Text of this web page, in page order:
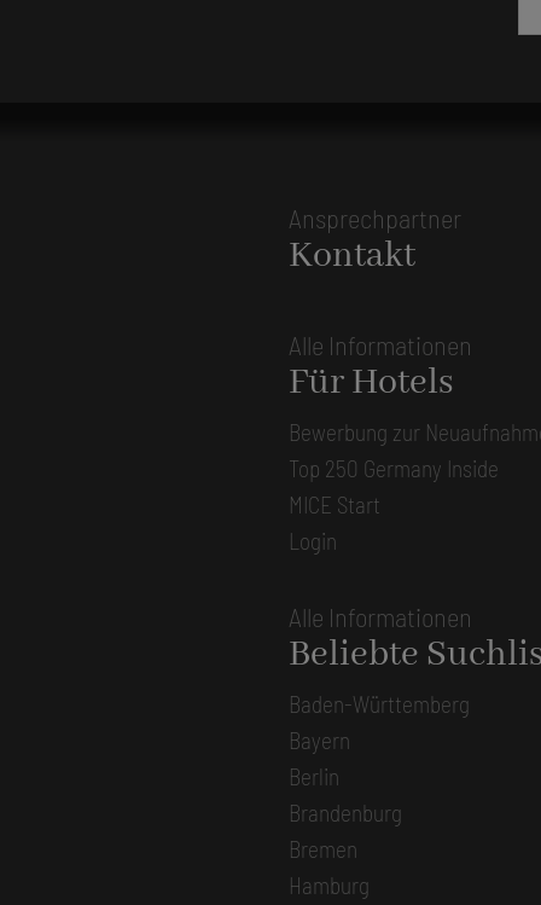
Ansprechpartner
Kontakt
Alle Informationen
Für Hotels
Bewerbung zur
Top 250 Germany Inside
MICE Start
Login
Alle Informationen
Beliebte
Baden-Württemberg
Bayern
Berlin
Brandenburg
Bremen
Hamburg